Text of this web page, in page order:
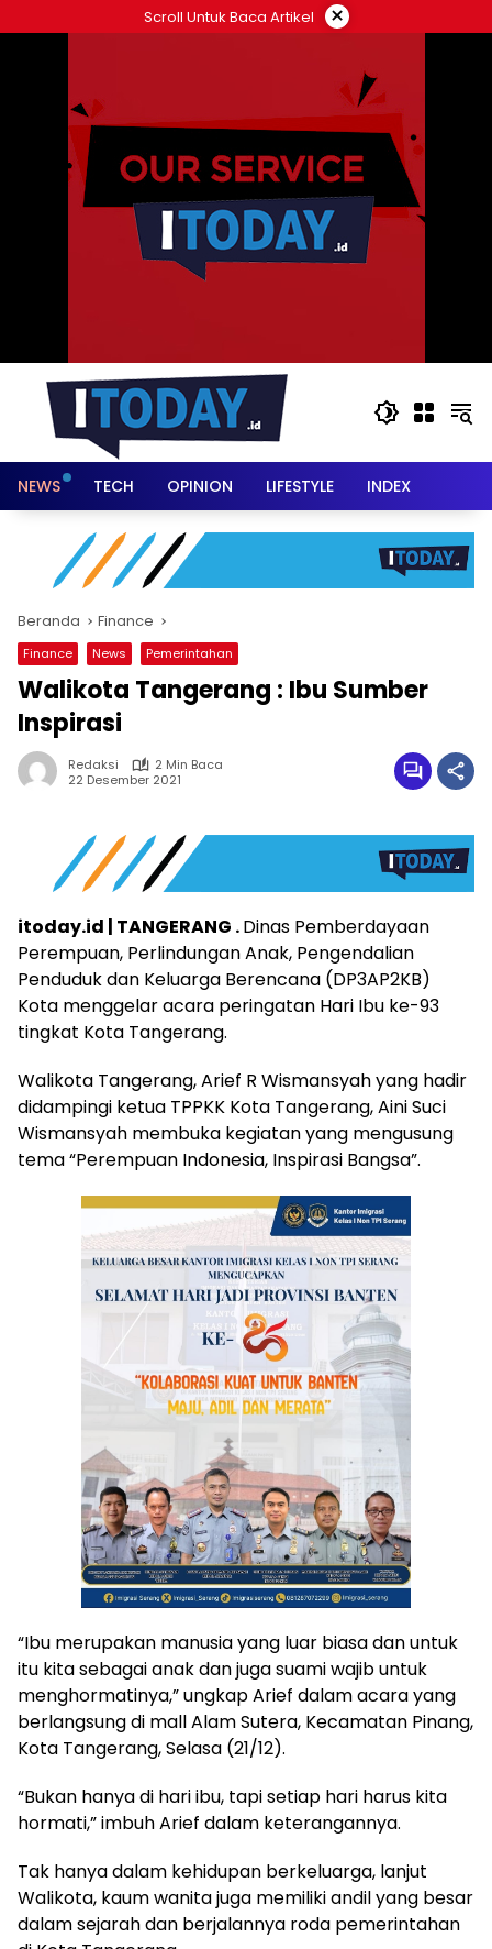
ke
Scroll Untuk Baca Artikel ×
NEWS TECH OPINION LIFESTYLE INDEX
Beranda Finance
Finance News Pemerintahan
Walikota Tangerang : Ibu Sumber
Inspirasi
Redaksi
2 Min Baca
22 Desember 2021
itoday.id | TANGERANG .Dinas Pemberdayaan
Perempuan, Perlindungan Anak, Pengendalian
Penduduk dan Keluarga Berencana (DP3AP2KB)
Kota menggelar acara peringatan Hari Ibu ke-93
tingkat Kota Tangerang.
Walikota Tangerang, Arief R Wismansyah yang hadir
didampingi ketua TPPKK Kota Tangerang, Aini Suci
Wismansyah membuka kegiatan yang mengusung
tema “Perempuan Indonesia, Inspirasi Bangsa”.
“Ibu merupakan manusia yang luar biasa dan untuk
itu kita sebagai anak dan juga suami wajib untuk
menghormatinya,” ungkap Arief dalam acara yang
berlangsung di mall Alam Sutera, Kecamatan Pinang,
Kota Tangerang, Selasa (21/12).
“Bukan hanya di hari ibu, tapi setiap hari harus kita
hormati,” imbuh Arief dalam keterangannya.
Tak hanya dalam kehidupan berkeluarga, lanjut
Walikota, kaum wanita juga memiliki andil yang besar
dalam sejarah dan berjalannya roda pemerintahan